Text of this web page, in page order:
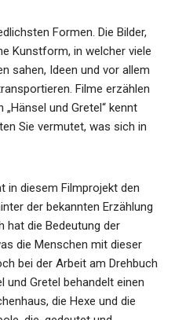
Formen. Die Bilder,
Kunstform, in welcher viele
sahen, Ideen und vor allem
Filme erzählen
und Gretel“ kennt
Sie vermutet, was sich in
in diesem Filmprojekt den
der bekannten Erzählung
hat die Bedeutung der
die Menschen mit dieser
bei der Arbeit am Drehbuch
und Gretel behandelt einen
die Hexe und die